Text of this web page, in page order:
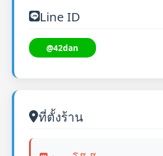
Line ID
@42dan
ที่ตั้งร้าน